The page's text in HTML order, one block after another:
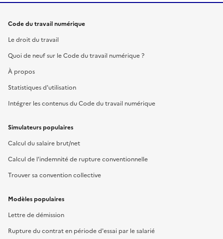
Code du travail numérique
Le droit du travail
Quoi de neuf sur le Code du travail numérique ?
À propos
Statistiques d'utilisation
Intégrer les contenus du Code du travail numérique
Simulateurs populaires
Calcul du salaire brut/net
Calcul de l'indemnité de rupture conventionnelle
Trouver sa convention collective
Modèles populaires
Lettre de démission
Rupture du contrat en période d'essai par le salarié